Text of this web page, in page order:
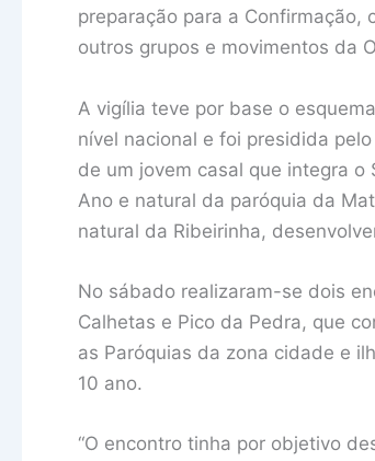
preparação para a
outros grupos e movimentos da
A vigília teve por base o
nível nacional e foi presidida
de um jovem casal que integra
Ano e natural da paróquia da
natural da Ribeirinha,
No sábado realizaram-se dois
Calhetas e Pico da Pedra, que
as Paróquias da zona cidade e
10 ano.
“O encontro tinha por objetivo